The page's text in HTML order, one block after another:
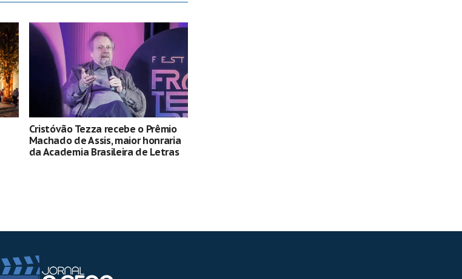
Cristóvão Tezza recebe o Prêmio
Machado de Assis, maior honraria
da Academia Brasileira de Letras